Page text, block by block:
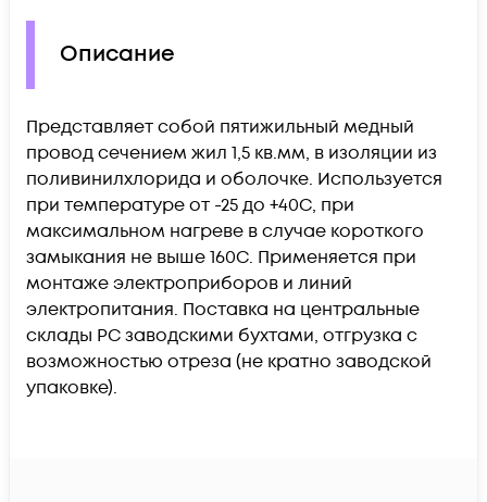
Описание
Представляет собой пятижильный медный
провод сечением жил 1,5 кв.мм, в изоляции из
поливинилхлорида и оболочке. Используется
при температуре от -25 до +40С, при
максимальном нагреве в случае короткого
замыкания не выше 160С. Применяется при
монтаже электроприборов и линий
электропитания. Поставка на центральные
склады РС заводскими бухтами, отгрузка с
возможностью отреза (не кратно заводской
упаковке).